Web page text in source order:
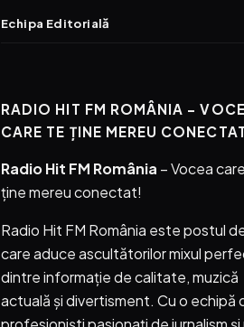
Echipa Editorială
RADIO HIT FM ROMÂNIA –
CARE TE ȚINE MEREU
Radio Hit FM România – Vocea
ține mereu conectat!
Radio Hit FM România este postul
care aduce ascultătorilor mixul
dintre informație de calitate, muzică
actuală și divertisment. Cu o echipă